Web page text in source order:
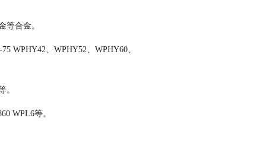
等合金。
WPHY42、WPHY52、WPHY60、
。
WPL6等。